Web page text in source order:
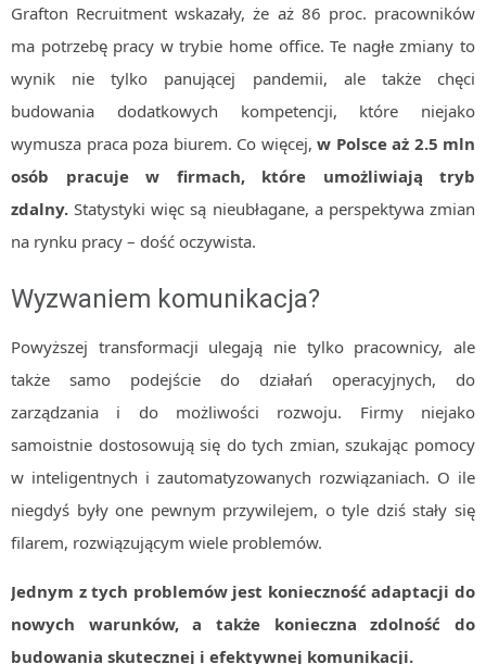
Grafton Recruitment wskazały, że aż 86 proc. pracowników
ma potrzebę pracy w trybie home office. Te nagłe zmiany to
wynik nie tylko panującej pandemii, ale także chęci
budowania dodatkowych kompetencji, które niejako
wymusza praca poza biurem. Co więcej, w Polsce aż 2.5 mln
osób pracuje w firmach, które umożliwiają tryb
zdalny. Statystyki więc są nieubłagane, a perspektywa zmian
na rynku pracy – dość oczywista.
Wyzwaniem komunikacja?
Powyższej transformacji ulegają nie tylko pracownicy, ale
także samo podejście do działań operacyjnych, do
zarządzania i do możliwości rozwoju. Firmy niejako
samoistnie dostosowują się do tych zmian, szukając pomocy
w inteligentnych i zautomatyzowanych rozwiązaniach. O ile
niegdyś były one pewnym przywilejem, o tyle dziś stały się
filarem, rozwiązującym wiele problemów.
Jednym z tych problemów jest konieczność adaptacji do
nowych warunków, a także konieczna zdolność do
budowania skutecznej i efektywnej komunikacji.